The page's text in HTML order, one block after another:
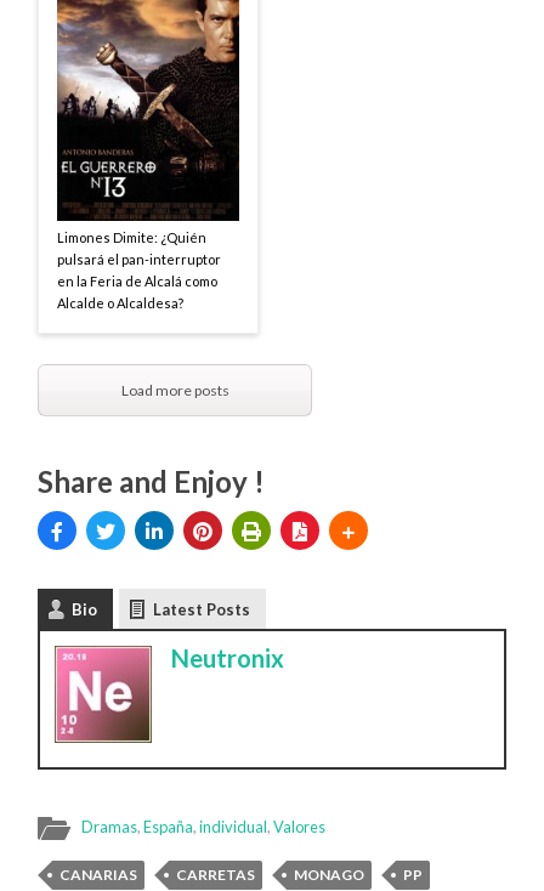
Limones Dimite: ¿Quién
pulsará el pan-interruptor
en la Feria de Alcalá como
Alcalde o Alcaldesa?
Load more posts
Share and Enjoy !
Bio Latest Posts
Neutronix
Dramas,España,individual,Valores
CANARIAS CARRETAS MONAGO
PP